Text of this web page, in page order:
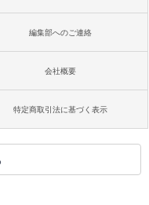
編集部へのご連絡
会社概要
特定商取引法に基づく表示